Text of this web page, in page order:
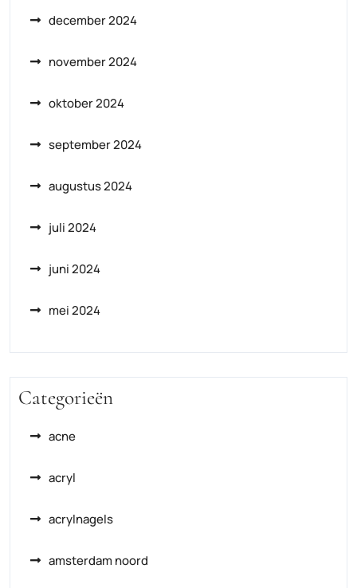
december 2024
november 2024
oktober 2024
september 2024
augustus 2024
juli 2024
juni 2024
mei 2024
Categorieën
acne
acryl
acrylnagels
amsterdam noord